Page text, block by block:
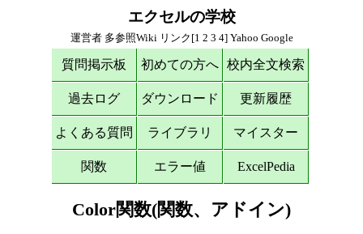
エクセルの学校
運営者 多参照Wiki リンク[1 2 3 4] Yahoo Google
質問掲示板 初めての方へ 校内全文検索
過去ログ ダウンロード 更新履歴
よくある質問 ライブラリ マイスター
関数 エラー値 ExcelPedia
Color関数(関数、アドイン)